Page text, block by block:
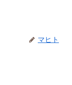
マヒト